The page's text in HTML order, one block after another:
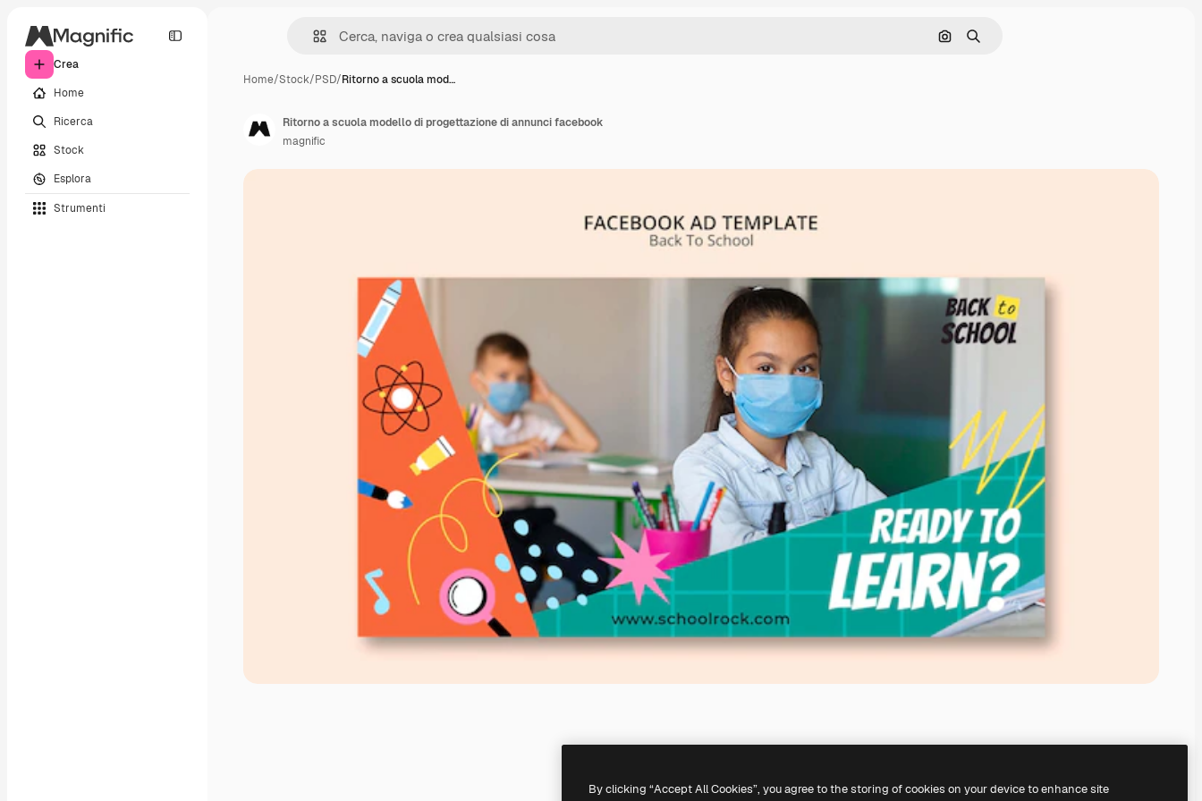
Crea
Home
Ricerca
Stock
Esplora
Strumenti
Cerca per immagine
Ricerca
Home/Stock/PSD/Ritorno a scuola mod…
Ritorno a scuola modello di progettazione di annunci facebook
magnific
By clicking “Accept All Cookies”, you agree to the storing of cookies on your device to enhance site